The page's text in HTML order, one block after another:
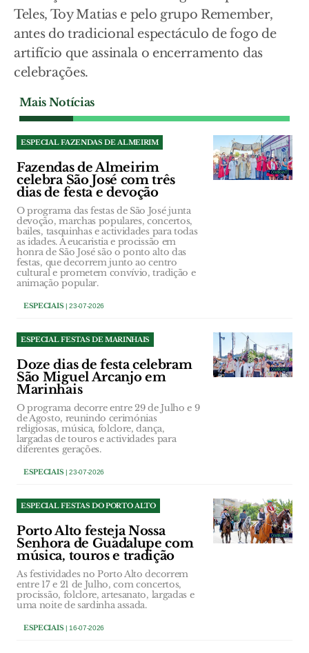
Teles, Toy Matias e pelo grupo Remember,
antes do tradicional espectáculo de fogo de
artifício que assinala o encerramento das
celebrações.
Mais Notícias
ESPECIAL FAZENDAS DE ALMEIRIM
Fazendas de Almeirim
celebra São José com três
dias de festa e devoção
O programa das festas de São José junta
devoção, marchas populares, concertos,
bailes, tasquinhas e actividades para todas
as idades. A eucaristia e procissão em
honra de São José são o ponto alto das
festas, que decorrem junto ao centro
cultural e prometem convívio, tradição e
animação popular.
ESPECIAIS| 23-07-2026
ESPECIAL FESTAS DE MARINHAIS
Doze dias de festa celebram
São Miguel Arcanjo em
Marinhais
O programa decorre entre 29 de Julho e 9
de Agosto, reunindo cerimónias
religiosas, música, folclore, dança,
largadas de touros e actividades para
diferentes gerações.
ESPECIAIS| 23-07-2026
ESPECIAL FESTAS DO PORTO ALTO
Porto Alto festeja Nossa
Senhora de Guadalupe com
música, touros e tradição
As festividades no Porto Alto decorrem
entre 17 e 21 de Julho, com concertos,
procissão, folclore, artesanato, largadas e
uma noite de sardinha assada.
ESPECIAIS| 16-07-2026